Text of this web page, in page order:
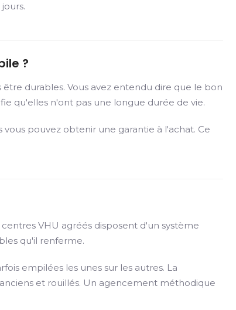
?
durables. Vous avez entendu dire que le bon
qu'elles n'ont pas une longue durée de vie.
pouvez obtenir une garantie à l'achat. Ce
VHU agréés disposent d'un système
qu'il renferme.
empilées les unes sur les autres. La
et rouillés. Un agencement méthodique